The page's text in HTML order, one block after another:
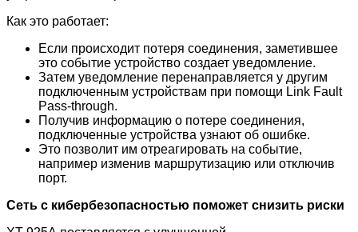
Как это работает:
Если происходит потеря соединения, заметившее
это событие устройство создает уведомление.
Затем уведомление перенаправляется у другим
подключенным устройствам при помощи Link Fault
Pass-through.
Получив информацию о потере соединения,
подключенные устройства узнают об ошибке.
Это позволит им отреагировать на событие,
например изменив маршрутизацию или отключив
порт.
Сеть с кибербезопасностью поможет снизить риски